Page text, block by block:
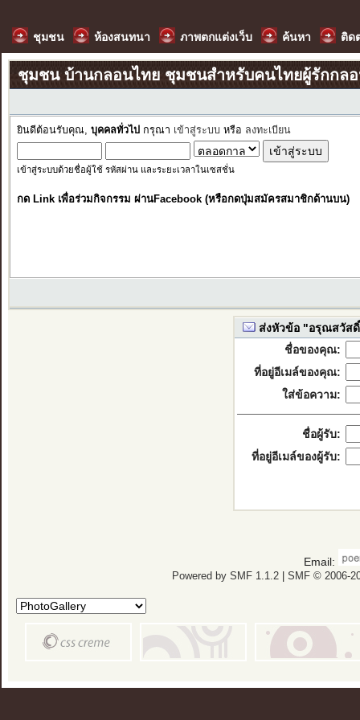
ชุมชน ห้องสนทนา ภาพตกแต่งเว็บ ค้นหา ติด
ชุมชน บ้านกลอนไทย ชุมชนสำหรับคนไทยผู้รักกล
ยินดีต้อนรับคุณ, บุคคลทั่วไป กรุณา เข้าสู่ระบบ หรือ ลงทะเบียน
เข้าสู่ระบบด้วยชื่อผู้ใช้ รหัสผ่าน และระยะเวลาในเซสชั่น
กด Link เพื่อร่วมกิจกรรม ผ่านFacebook (หรือกดปุ่มสมัครสมาชิกด้านบน)
ส่งหัวข้อ "อรุณสวัสดิ์
ชื่อของคุณ:
ที่อยู่อีเมล์ของคุณ:
ใส่ข้อความ:
ชื่อผู้รับ:
ที่อยู่อีเมล์ของผู้รับ:
Email:
Powered by SMF 1.1.2| SMF © 2006-